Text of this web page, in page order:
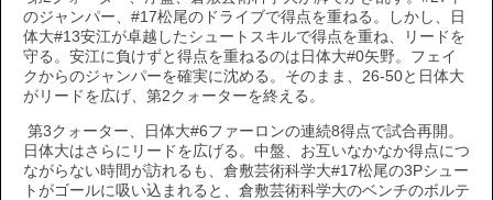
のジャンパー、#17松尾のドライブで得点を重ねる。しかし、日
体大#13安江が卓越したシュートスキルで得点を重ね、リードを
守る。安江に負けずと得点を重ねるのは日体大#0矢野。フェイ
クからのジャンパーを確実に沈める。そのまま、26-50と日体大
がリードを広げ、第2クォーターを終える。
第3クォーター、日体大#6ファーロンの連続8得点で試合再開。
日体大はさらにリードを広げる。中盤、お互いなかなか得点につ
ながらない時間が訪れるも、倉敷芸術科学大#17松尾の3Pシュー
トがゴールに吸い込まれると、倉敷芸術科学大のベンチのボルテ